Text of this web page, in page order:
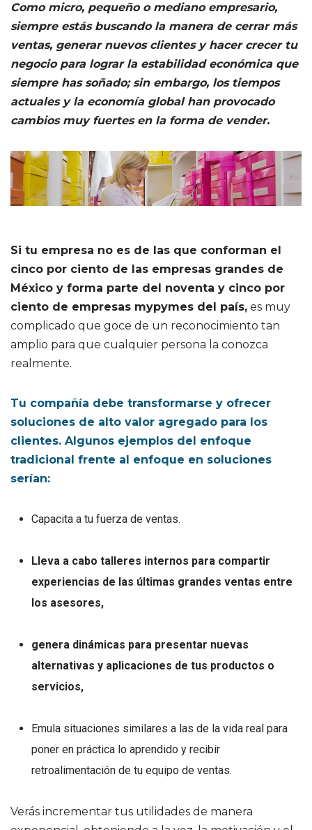
Como micro, pequeño o mediano empresario,
siempre estás buscando la manera de cerrar más
ventas, generar nuevos clientes y hacer crecer tu
negocio para lograr la estabilidad económica que
siempre has soñado; sin embargo, los tiempos
actuales y la economía global han provocado
cambios muy fuertes en la forma de vender.
Si tu empresa no es de las que conforman el
cinco por ciento de las empresas grandes de
México y forma parte del noventa y cinco por
ciento de empresas mypymes del país, es muy
complicado que goce de un reconocimiento tan
amplio para que cualquier persona la conozca
realmente.
Tu compañía debe transformarse y ofrecer
soluciones de alto valor agregado para los
clientes. Algunos ejemplos del enfoque
tradicional frente al enfoque en soluciones
serían:
Capacita a tu fuerza de ventas.
Lleva a cabo talleres internos para compartir
experiencias de las últimas grandes ventas entre
los asesores,
genera dinámicas para presentar nuevas
alternativas y aplicaciones de tus productos o
servicios,
Emula situaciones similares a las de la vida real para
poner en práctica lo aprendido y recibir
retroalimentación de tu equipo de ventas.
Verás incrementar tus utilidades de manera